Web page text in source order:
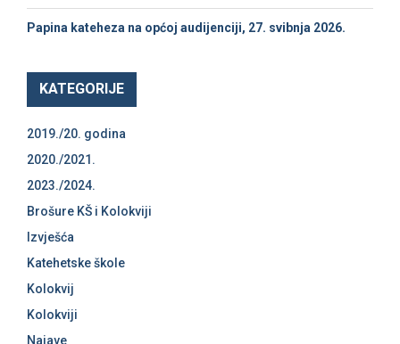
Papina kateheza na općoj audijenciji, 27. svibnja 2026.
KATEGORIJE
2019./20. godina
2020./2021.
2023./2024.
Brošure KŠ i Kolokviji
Izvješća
Katehetske škole
Kolokvij
Kolokviji
Najave